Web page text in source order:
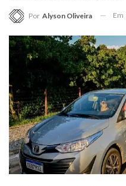
Por Alyson Oliveira Em